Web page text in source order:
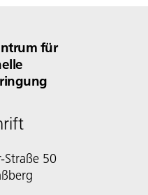
für
Straße 50